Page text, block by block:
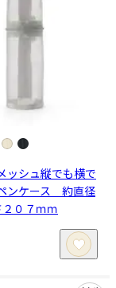
ッシュ縦でも横で
ンケース 約直径
０７ｍｍ